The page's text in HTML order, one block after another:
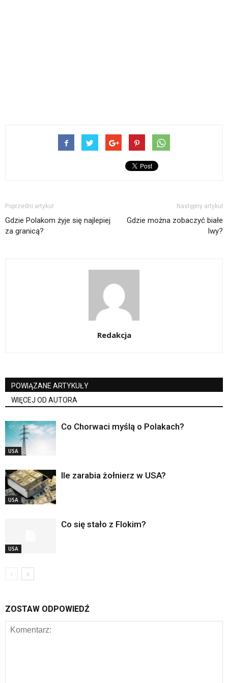
Poprzedni artykuł
Gdzie Polakom żyje się najlepiej
za granicą?
Następny artykuł
Gdzie można zobaczyć białe
lwy?
Redakcja
POWIĄZANE ARTYKUŁY
WIĘCEJ OD AUTORA
USA
Co Chorwaci myślą o Polakach?
USA
Ile zarabia żołnierz w USA?
USA
Co się stało z Flokim?
ZOSTAW ODPOWIEDŹ